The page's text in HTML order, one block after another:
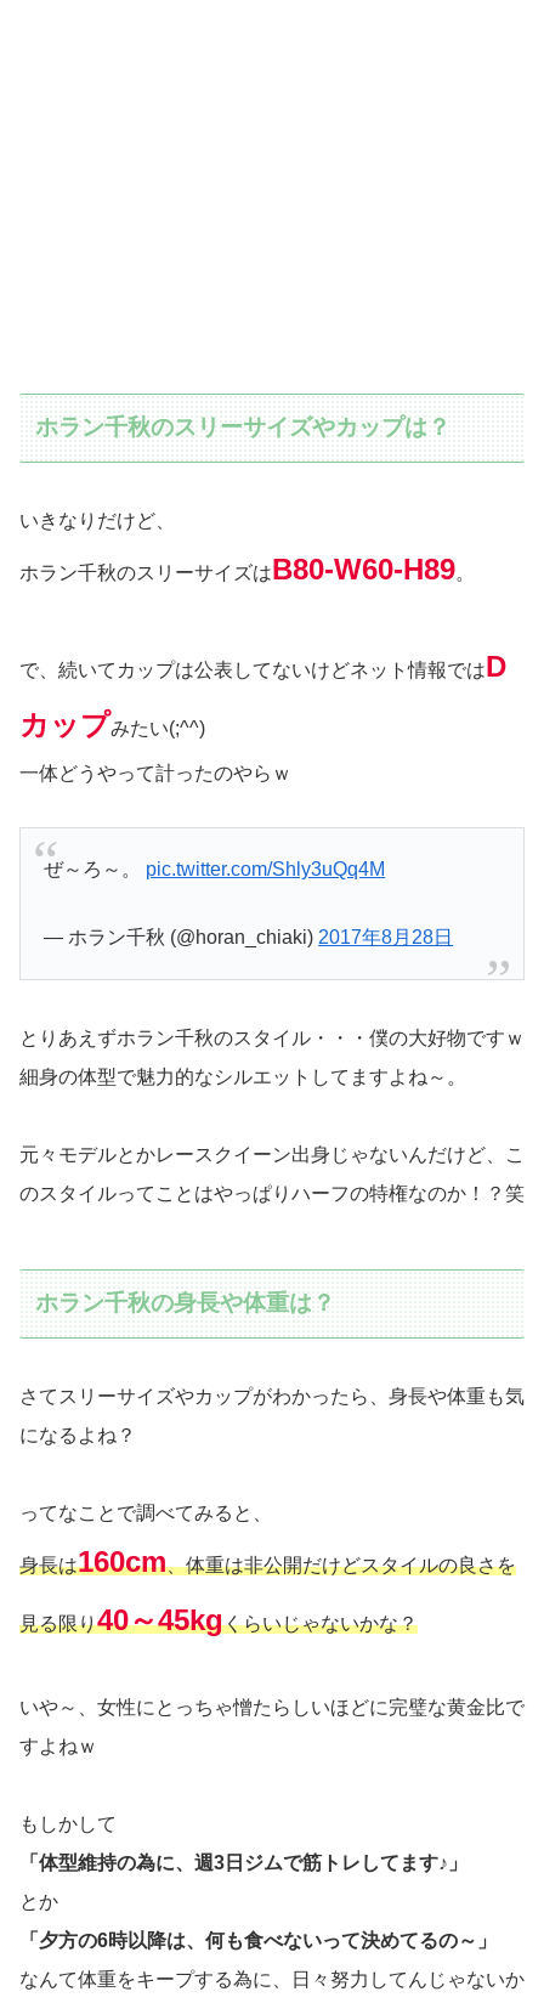
ホラン千秋のスリーサイズやカップは？
いきなりだけど、
ホラン千秋のスリーサイズはB80-W60-H89。
で、続いてカップは公表してないけどネット情報ではD
カップみたい(;^^)
一体どうやって計ったのやらｗ
ぜ～ろ～。 pic.twitter.com/Shly3uQq4M
— ホラン千秋 (@horan_chiaki) 2017年8月28日
とりあえずホラン千秋のスタイル・・・僕の大好物ですｗ
細身の体型で魅力的なシルエットしてますよね～。
元々モデルとかレースクイーン出身じゃないんだけど、こ
のスタイルってことはやっぱりハーフの特権なのか！？笑
ホラン千秋の身長や体重は？
さてスリーサイズやカップがわかったら、身長や体重も気
になるよね？
ってなことで調べてみると、
身長は160cm、体重は非公開だけどスタイルの良さを
見る限り40～45kgくらいじゃないかな？
いや～、女性にとっちゃ憎たらしいほどに完璧な黄金比で
すよねｗ
もしかして
「体型維持の為に、週3日ジムで筋トレしてます♪」
とか
「夕方の6時以降は、何も食べないって決めてるの～」
なんて体重をキープする為に、日々努力してんじゃないか